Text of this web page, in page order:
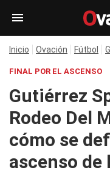
Inicio Ovación Fútbol
FINAL POR EL ASCENSO
Gutiérrez
Rodeo Del
cómo se
ascenso de